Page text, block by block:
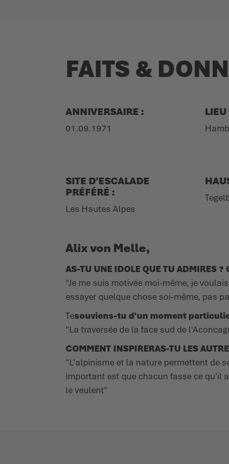
FAITS &
ANNIVERSAIRE :
01.09.1971
SITE D'ESCALADE
PRÉFÉRÉ :
Les Hautes Alpes
Alix von Melle,
AS-TU UNE IDOLE QUE TU ADMIRES ?
"Je me suis motivée moi-même, je
essayer quelque chose soi-même, pas
Tesouviens-tu d'un moment
"La traversée de la face sud de
COMMENT INSPIRERAS-TU LES
"L'alpinisme et la nature permettent de
important est que chacun fasse ce qu'il
le veulent"